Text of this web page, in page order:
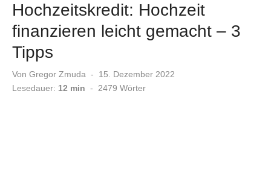
Hochzeitskredit: Hochzeit
finanzieren leicht gemacht – 3
Tipps
Von Gregor Zmuda
Veröffentlicht
am
15. Dezember 2022
Lesedauer: 12 min - 2479 Wörter